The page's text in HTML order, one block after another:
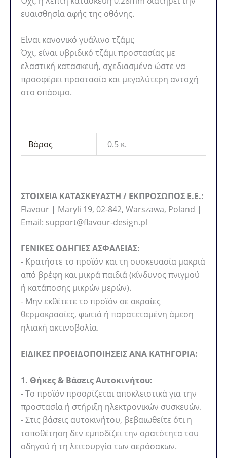
ευαισθησία αφής της οθόνης.
Είναι κανονικό γυάλινο τζάμι;
Όχι, είναι υβριδικό τζάμι προστασίας με
ελαστική κατασκευή, σχεδιασμένο ώστε να
προσφέρει προστασία και μεγαλύτερη αντοχή
στο σπάσιμο.
Βάρος 0.5 κ.
ΣΤΟΙΧΕΙΑ ΚΑΤΑΣΚΕΥΑΣΤΗ / ΕΚΠΡΟΣΩΠΟΣ Ε.Ε.:
Flavour | Maryli 19, 02-842, Warszawa, Poland |
Email: support@flavour-design.pl
ΓΕΝΙΚΕΣ ΟΔΗΓΙΕΣ ΑΣΦΑΛΕΙΑΣ:
- Κρατήστε το προϊόν και τη συσκευασία μακριά
από βρέφη και μικρά παιδιά (κίνδυνος πνιγμού
ή κατάποσης μικρών μερών).
- Μην εκθέτετε το προϊόν σε ακραίες
θερμοκρασίες, φωτιά ή παρατεταμένη άμεση
ηλιακή ακτινοβολία.
ΕΙΔΙΚΕΣ ΠΡΟΕΙΔΟΠΟΙΗΣΕΙΣ ΑΝΑ ΚΑΤΗΓΟΡΙΑ:
1. Θήκες & Βάσεις Αυτοκινήτου:
- Το προϊόν προορίζεται αποκλειστικά για την
προστασία ή στήριξη ηλεκτρονικών συσκευών.
- Στις βάσεις αυτοκινήτου, βεβαιωθείτε ότι η
τοποθέτηση δεν εμποδίζει την ορατότητα του
οδηγού ή τη λειτουργία των αερόσακων.